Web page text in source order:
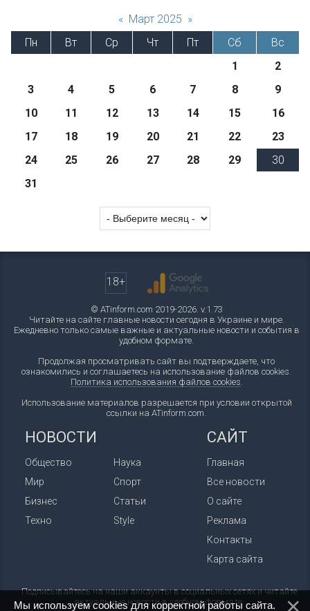
« Март 2025 »
Пн
Вт Ср Чт Пт Сб
Вс
1
2
3
4 5 6 7 8
9
10
11 12 13 14 15
16
17
18 19 20 21 22
23
24
25 26 27 28 29
30
31
18+
© ATinform.com 2019-2026. v.1.73
Читайте на сайте главные новости сегодня в Украине и мире.
Ежедневно только самые важные и актуальные новости и события в
удобном формате.
Продолжая просматривать сайт вы подтверждаете, что
ознакомились и соглашаетесь на использование файлов cookies.
Политика использования файлов cookies.
Использование материалов разрешается при условии открытой
ссылки на ATinform.com.
НОВОСТИ
Общество
Мир
Бизнес
Техно
Наука
Спорт
Статьи
Style
САЙТ
Главная
Все новости
О сайте
Реклама
Контакты
Карта сайта
Подписывайтесь на наши аккаунты в социальных сетях и читайте
актуальные новости в удобном формате.
Мы используем cookies для корректной работы сайта.